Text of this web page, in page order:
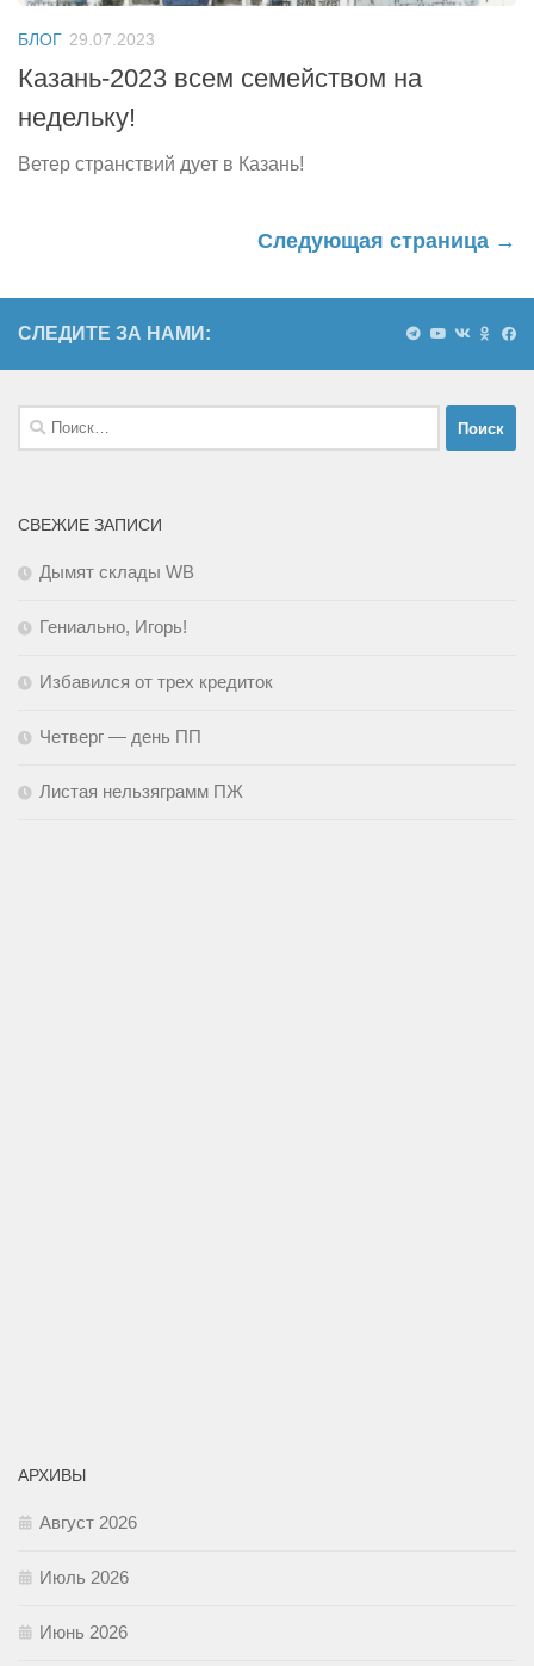
БЛОГ 29.07.2023
Казань-2023 всем семейством на
недельку!
Ветер странствий дует в Казань!
Следующая страница →
СЛЕДИТЕ ЗА НАМИ:
Найти:
СВЕЖИЕ ЗАПИСИ
Дымят склады WB
Гениально, Игорь!
Избавился от трех кредиток
Четверг — день ПП
Листая нельзяграмм ПЖ
АРХИВЫ
Август 2026
Июль 2026
Июнь 2026